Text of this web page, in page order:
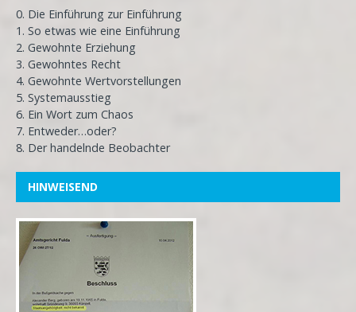
0. Die Einführung zur Einführung
1. So etwas wie eine Einführung
2. Gewohnte Erziehung
3. Gewohntes Recht
4. Gewohnte Wertvorstellungen
5. Systemausstieg
6. Ein Wort zum Chaos
7. Entweder…oder?
8. Der handelnde Beobachter
HINWEISEND